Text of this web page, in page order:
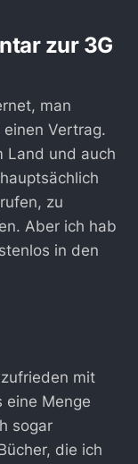
zur 3G
man
Vertrag.
Land und auch
zu
Aber ich hab
in den
mit
eine Menge
sogar
die ich